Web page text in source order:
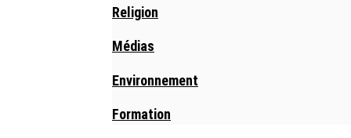
Religion
Médias
Environnement
Formation